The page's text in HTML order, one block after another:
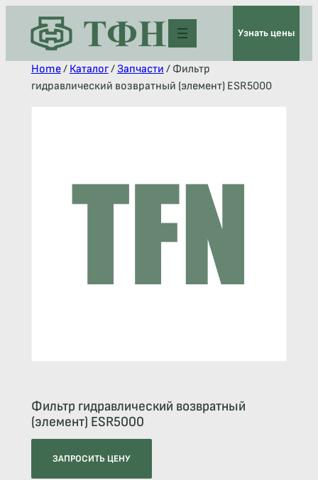
Узнать цены
Home/ Каталог/ Запчасти / Фильтр
гидравлический возвратный (элемент) ESR5000
Фильтр гидравлический возвратный
(элемент) ESR5000
ЗАПРОСИТЬ ЦЕНУ